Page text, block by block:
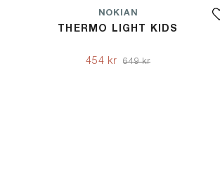
NOKIAN
THERMO LIGHT KIDS
454 kr 649 kr